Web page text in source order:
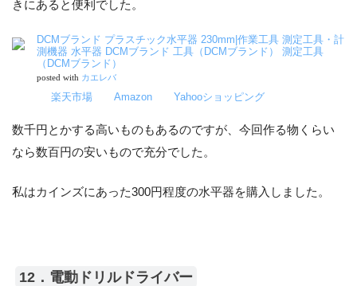
きにあると便利でした。
DCMブランド プラスチック水平器 230mm|作業工具 測定工具・計
測機器 水平器 DCMブランド 工具（DCMブランド） 測定工具
（DCMブランド）
posted with カエレバ
楽天市場 Amazon Yahooショッピング
数千円とかする高いものもあるのですが、今回作る物くらい
なら数百円の安いもので充分でした。
私はカインズにあった300円程度の水平器を購入しました。
12．電動ドリルドライバー